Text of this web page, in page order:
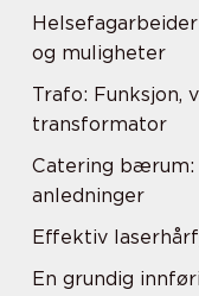
og muligheter
Trafo: Funksjon,
transformator
Catering
anledninger
Effektiv
En grundig